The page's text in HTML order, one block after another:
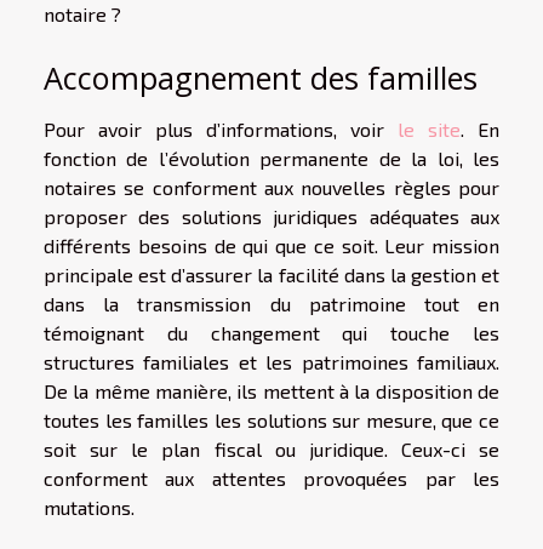
notaire ?
Accompagnement des familles
Pour avoir plus d’informations, voir le site . En
fonction de l’évolution permanente de la loi, les
notaires se conforment aux nouvelles règles pour
proposer des solutions juridiques adéquates aux
différents besoins de qui que ce soit. Leur mission
principale est d’assurer la facilité dans la gestion et
dans la transmission du patrimoine tout en
témoignant du changement qui touche les
structures familiales et les patrimoines familiaux.
De la même manière, ils mettent à la disposition de
toutes les familles les solutions sur mesure, que ce
soit sur le plan fiscal ou juridique. Ceux-ci se
conforment aux attentes provoquées par les
mutations.